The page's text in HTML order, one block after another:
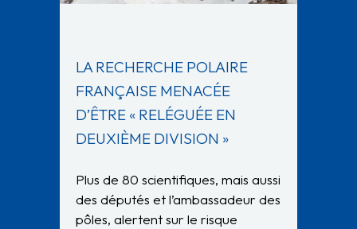
LA RECHERCHE POLAIRE
FRANÇAISE MENACÉE
D’ÊTRE « RELÉGUÉE EN
DEUXIÈME DIVISION »
Plus de 80 scientifiques, mais aussi
des députés et l’ambassadeur des
pôles, alertent sur le risque